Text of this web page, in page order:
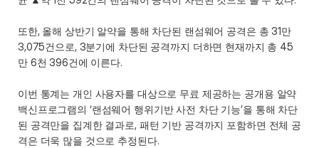
또한, 올해 상반기 알약을 통해 차단된 랜섬웨어 공격은 총 31만
3,075건으로, 3분기에 차단된 공격까지 더하면 현재까지 총 45
만 6천 396건에 이른다.
이번 통계는 개인 사용자를 대상으로 무료 제공하는 공개용 알약
백신프로그램의 ‘랜섬웨어 행위기반 사전 차단 기능’을 통해 차단
된 공격만을 집계한 결과로, 패턴 기반 공격까지 포함하면 전체 공
격은 더욱 많을 것으로 추정된다.